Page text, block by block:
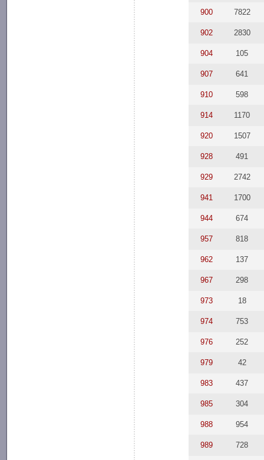
900 7822
902 2830
904 105
907 641
910 598
914 1170
920 1507
928 491
929 2742
941 1700
944 674
957 818
962 137
967 298
973 18
974 753
976 252
979 42
983 437
985 304
988 954
989 728